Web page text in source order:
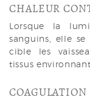
CHALEUR
Lorsque la
sanguins, elle
cible les
tissus